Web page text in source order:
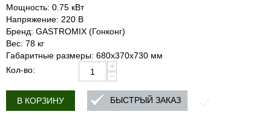
Мощность: 0.75 кВт
Напряжение: 220 В
Бренд: GASTROMIX (Гонконг)
Вес: 78 кг
Габаритные размеры: 680х370х730 мм
Кол-во:
+
−
В КОРЗИНУ БЫСТРЫЙ ЗАКАЗ